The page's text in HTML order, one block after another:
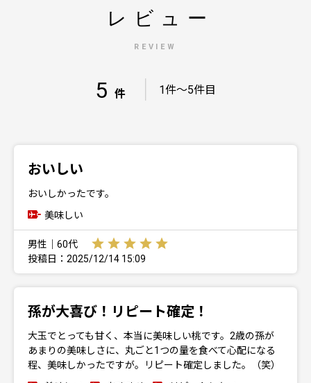
レビュー
REVIEW
5 件 1件～5件目
おいしい
おいしかったです。
美味しい
男性｜60代
投稿日：2025/12/14 15:09
孫が大喜び！リピート確定！
大玉でとっても甘く、本当に美味しい桃です。2歳の孫が
あまりの美味しさに、丸ごと1つの量を食べて心配になる
程、美味しかったですが。リピート確定しました。（笑）